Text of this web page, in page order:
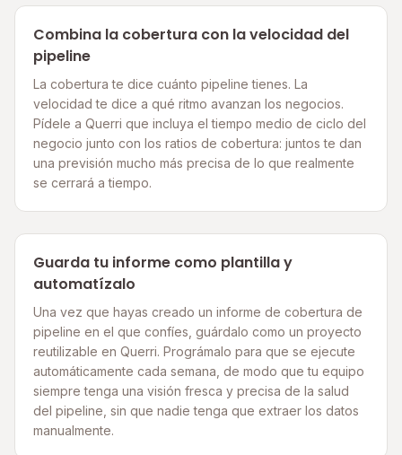
Combina la cobertura con la velocidad del
pipeline
La cobertura te dice cuánto pipeline tienes. La
velocidad te dice a qué ritmo avanzan los negocios.
Pídele a Querri que incluya el tiempo medio de ciclo del
negocio junto con los ratios de cobertura: juntos te dan
una previsión mucho más precisa de lo que realmente
se cerrará a tiempo.
Guarda tu informe como plantilla y
automatízalo
Una vez que hayas creado un informe de cobertura de
pipeline en el que confíes, guárdalo como un proyecto
reutilizable en Querri. Prográmalo para que se ejecute
automáticamente cada semana, de modo que tu equipo
siempre tenga una visión fresca y precisa de la salud
del pipeline, sin que nadie tenga que extraer los datos
manualmente.